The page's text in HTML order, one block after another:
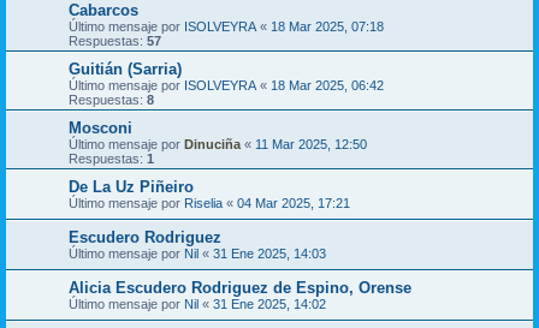
Cabarcos
Último mensaje por ISOLVEYRA « 18 Mar 2025, 07:18
Respuestas: 57
Guitián (Sarria)
Último mensaje por ISOLVEYRA « 18 Mar 2025, 06:42
Respuestas: 8
Mosconi
Último mensaje por Dinuciña « 11 Mar 2025, 12:50
Respuestas: 1
De La Uz Piñeiro
Último mensaje por Riselia « 04 Mar 2025, 17:21
Escudero Rodriguez
Último mensaje por Nil « 31 Ene 2025, 14:03
Alicia Escudero Rodriguez de Espino, Orense
Último mensaje por Nil « 31 Ene 2025, 14:02